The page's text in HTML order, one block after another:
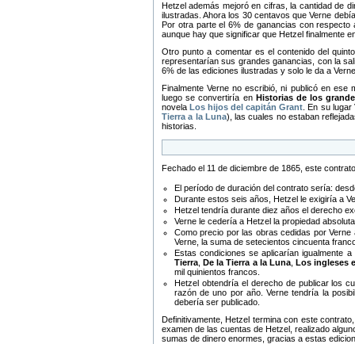
Hetzel además mejoró en cifras, la cantidad de
ilustradas. Ahora los 30 centavos que Verne
Por otra parte el 6% de ganancias con
aunque hay que significar que Hetzel finalmente
Otro punto a comentar es el contenido del
representarían sus grandes ganancias, con la
6% de las ediciones ilustradas y solo le da a
Finalmente Verne no escribió, ni publicó en
luego se convertiría en Historias de los
novelaLos hijos del capitán Grant . En su
Tierra a la Luna), las cuales no estaban
historias.
Fechado el 11 de diciembre de 1865, este
El período de duración del contrato sería:
Durante estos seis años, Hetzel le exigiría a
Hetzel tendría durante diez años el derecho
Verne le cedería a Hetzel la propiedad
Como precio por las obras cedidas por
Verne, la suma de setecientos cincuenta
Estas condiciones se aplicarían igualmente
Tierra ,De la Tierra a la Luna,Los ingleses
mil quinientos francos.
Hetzel obtendría el derecho de publicar los
razón de uno por año. Verne tendría la
debería ser publicado.
Definitivamente, Hetzel termina con este
examen de las cuentas de Hetzel, realizado
sumas de dinero enormes, gracias a estas